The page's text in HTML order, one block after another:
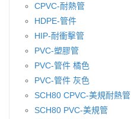
CPVC-耐熱管
HDPE-管件
HIP-耐衝擊管
PVC-塑膠管
PVC-管件 橘色
PVC-管件 灰色
SCH80 CPVC-美規耐熱管
SCH80 PVC-美規管